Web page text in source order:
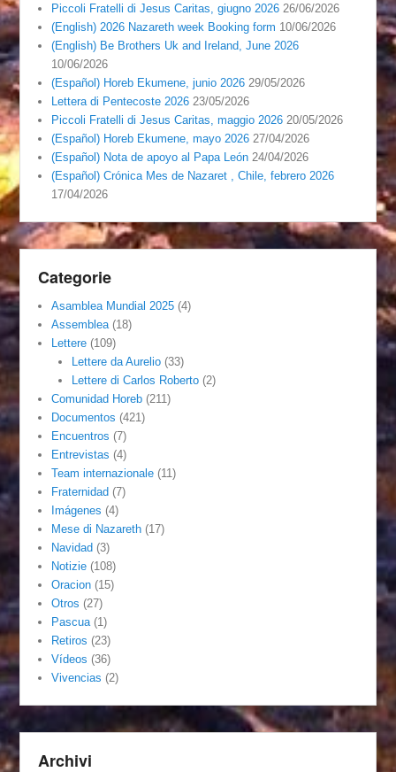
Piccoli Fratelli di Jesus Caritas, giugno 2026 26/06/2026
(English) 2026 Nazareth week Booking form 10/06/2026
(English) Be Brothers Uk and Ireland, June 2026
10/06/2026
(Español) Horeb Ekumene, junio 2026 29/05/2026
Lettera di Pentecoste 2026 23/05/2026
Piccoli Fratelli di Jesus Caritas, maggio 2026 20/05/2026
(Español) Horeb Ekumene, mayo 2026 27/04/2026
(Español) Nota de apoyo al Papa León 24/04/2026
(Español) Crónica Mes de Nazaret , Chile, febrero 2026
17/04/2026
Categorie
Asamblea Mundial 2025 (4)
Assemblea (18)
Lettere (109)
Lettere da Aurelio(33)
Lettere di Carlos Roberto(2)
Comunidad Horeb (211)
Documentos (421)
Encuentros (7)
Entrevistas (4)
Team internazionale (11)
Fraternidad (7)
Imágenes (4)
Mese di Nazareth (17)
Navidad (3)
Notizie (108)
Oracion (15)
Otros (27)
Pascua (1)
Retiros (23)
Vídeos (36)
Vivencias (2)
Archivi